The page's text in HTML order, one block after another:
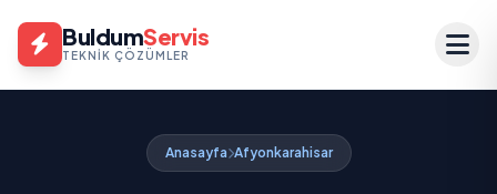
BuldumServis
TEKNIK ÇÖZÜMLER
Anasayfa Afyonkarahisar